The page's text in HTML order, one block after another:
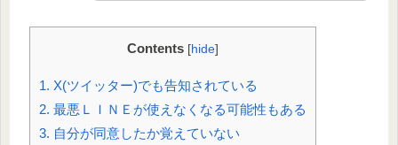
Contents [hide]
1. X(ツイッター)でも告知されている
2. 最悪ＬＩＮＥが使えなくなる可能性もある
3. 自分が同意したか覚えていない